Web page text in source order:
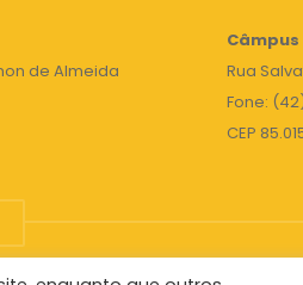
de Almeida
Rua
Fone:
CEP